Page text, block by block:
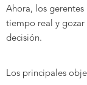
Ahora, los
tiempo real y gozar
decisión.
Los principales